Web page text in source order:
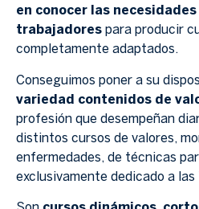
en conocer las
trabajadores para producir
completamente adaptados.
Conseguimos poner a su
variedad contenidos de
profesión que desempeñan
distintos cursos de valores,
enfermedades, de técnicas
exclusivamente dedicado a las